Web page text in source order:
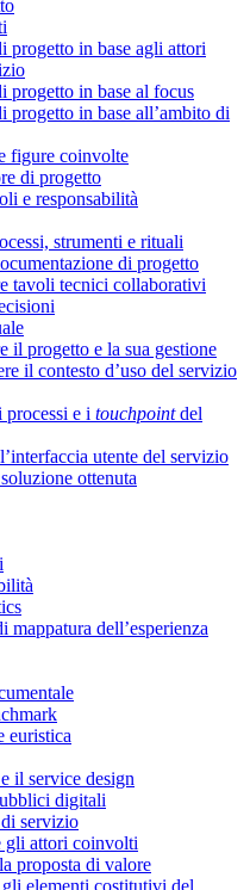
progetto in base agli attori
progetto in base al focus
progetto in base all’ambito di
figure coinvolte
di progetto
e responsabilità
strumenti e rituali
di progetto
tavoli tecnici collaborativi
il progetto e la sua gestione
il contesto d’uso del servizio
processi e i touchpointdel
utente del servizio
ottenuta
mappatura dell’esperienza
euristica
il service design
digitali
servizio
gli attori coinvolti
proposta di valore
elementi costitutivi del